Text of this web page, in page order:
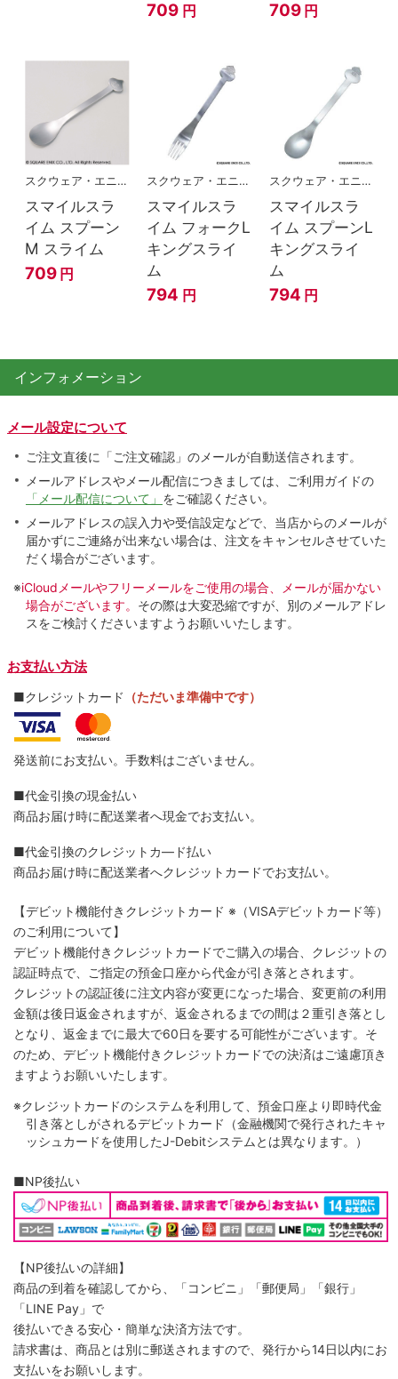
709 円 709 円
スクウェア・エニックス
スマイルスラ
イム スプーン
M スライム
709 円
スクウェア・エニックス
スマイルスラ
イム フォークL
キングスライ
ム
794 円
スクウェア・エニックス
スマイルスラ
イム スプーンL
キングスライ
ム
794 円
インフォメーション
メール設定について
ご注文直後に「ご注文確認」のメールが自動送信されます。
メールアドレスやメール配信につきましては、ご利用ガイドの
「メール配信について」 をご確認ください。
メールアドレスの誤入力や受信設定などで、当店からのメールが
届かずにご連絡が出来ない場合は、注文をキャンセルさせていた
だく場合がございます。
※iCloudメールやフリーメールをご使用の場合、メールが届かない
場合がございます。 その際は大変恐縮ですが、別のメールアドレ
スをご検討くださいますようお願いいたします。
お支払い方法
■クレジットカード （ただいま準備中です）
発送前にお支払い。手数料はございません。
■代金引換の現金払い
商品お届け時に配送業者へ現金でお支払い。
■代金引換のクレジットカ―ド払い
商品お届け時に配送業者へクレジットカードでお支払い。
【デビット機能付きクレジットカード ※（VISAデビットカード等）
のご利用について】
デビット機能付きクレジットカードでご購入の場合、クレジットの
認証時点で、ご指定の預金口座から代金が引き落とされます。
クレジットの認証後に注文内容が変更になった場合、変更前の利用
金額は後日返金されますが、返金されるまでの間は２重引き落とし
となり、返金までに最大で60日を要する可能性がございます。そ
のため、デビット機能付きクレジットカードでの決済はご遠慮頂き
ますようお願いいたします。
※クレジットカードのシステムを利用して、預金口座より即時代金
引き落としがされるデビットカード（金融機関で発行されたキャ
ッシュカードを使用したJ-Debitシステムとは異なります。）
■NP後払い
【NP後払いの詳細】
商品の到着を確認してから、「コンビニ」「郵便局」「銀行」
「LINE Pay」で
後払いできる安心・簡単な決済方法です。
請求書は、商品とは別に郵送されますので、発行から14日以内にお
支払いをお願いします。